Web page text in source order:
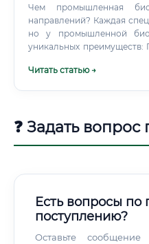
человека Биоинформатика — это не просто профессия.
Это ключ к одной из
человечества —
Чем промышленная
направлений? Каждая
но у промышленной
уникальных преимуществ: Прямое влияние на реальный
Читать статью →
❓ Задать
Есть вопросы
поступлению?
Оставьте